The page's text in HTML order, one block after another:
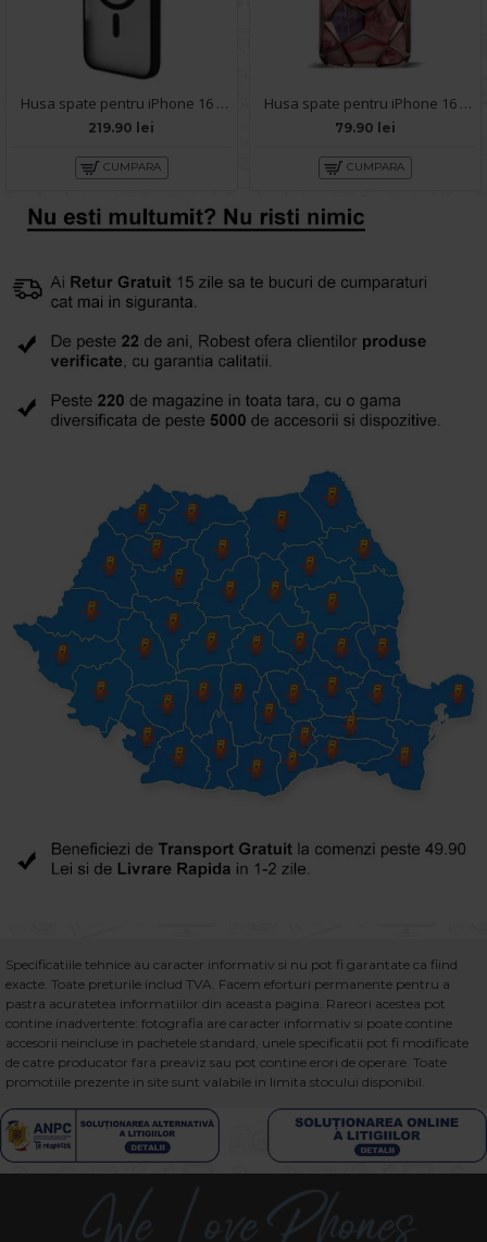
Husa spate pentru iPhone 16 Plus Berlia Matte Magsafe - Semitransparent/Negru
219.90 lei
CUMPARA
Husa spate pentru iPhone 16 Plus- Yoop Case Roz
79.90 lei
CUMPARA
Specificatiile tehnice au caracter informativ si nu pot fi garantate ca fiind
exacte. Toate preturile includ TVA. Facem eforturi permanente pentru a
pastra acuratetea informatiilor din aceasta pagina. Rareori acestea pot
contine inadvertente: fotografia are caracter informativ si poate contine
accesorii neincluse in pachetele standard, unele specificatii pot fi modificate
de catre producator fara preaviz sau pot contine erori de operare. Toate
promotiile prezente in site sunt valabile in limita stocului disponibil.